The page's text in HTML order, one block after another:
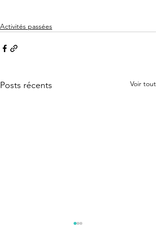
Activités passées
Posts récents Voir tout